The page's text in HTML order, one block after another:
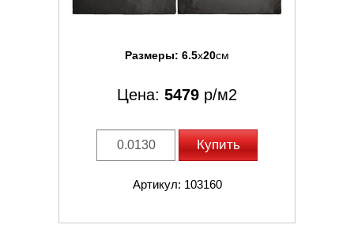
Размеры: 6.5x20см
Цена: 5479 р/м2
Купить
Артикул: 103160